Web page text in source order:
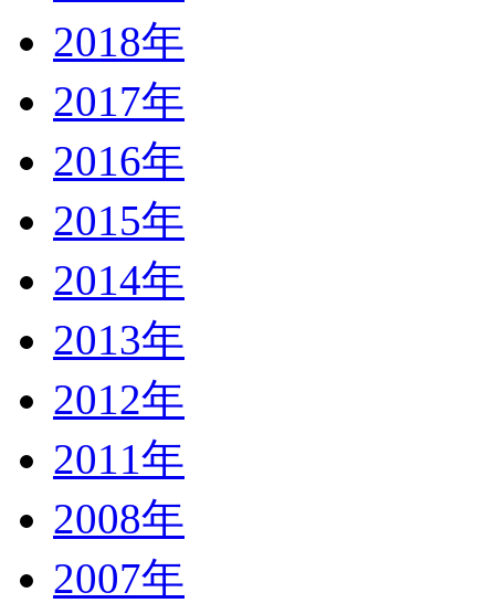
2018年
2017年
2016年
2015年
2014年
2013年
2012年
2011年
2008年
2007年